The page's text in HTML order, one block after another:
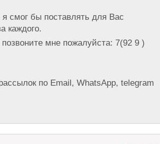
смог бы поставлять для Вас
каждого.
мне пожалуйста: 7(92 9 )
по Email, WhatsApp, telegram